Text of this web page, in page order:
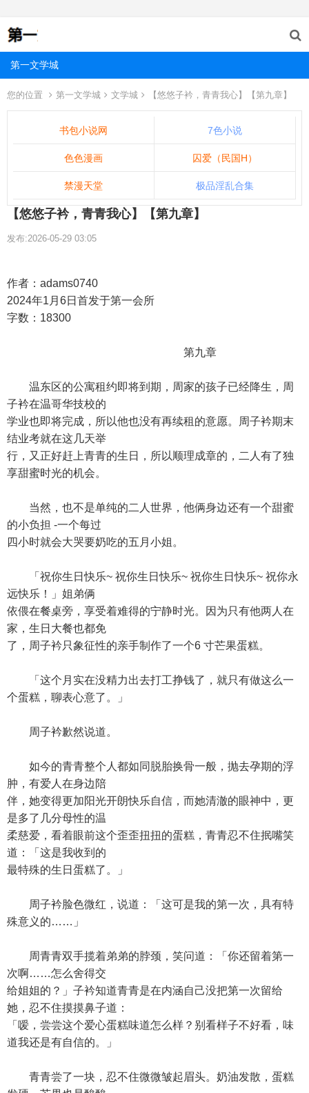
第一文学城
您的位置 第一文学城 文学城 【悠悠子衿，青青我心】【第九章】
书包小说网 7色小说
色色漫画 囚爱（民国H）
禁漫天堂 极品淫乱合集
【悠悠子衿，青青我心】【第九章】
发布:2026-05-29 03:05
作者：adams0740
2024年1月6日首发于第一会所
字数：18300
第九章
温东区的公寓租约即将到期，周家的孩子已经降生，周
子衿在温哥华技校的
学业也即将完成，所以他也没有再续租的意愿。周子衿期末
结业考就在这几天举
行，又正好赶上青青的生日，所以顺理成章的，二人有了独
享甜蜜时光的机会。
当然，也不是单纯的二人世界，他俩身边还有一个甜蜜
的小负担 -一个每过
四小时就会大哭要奶吃的五月小姐。
「祝你生日快乐~ 祝你生日快乐~ 祝你生日快乐~ 祝你永
远快乐！」姐弟俩
依偎在餐桌旁，享受着难得的宁静时光。因为只有他两人在
家，生日大餐也都免
了，周子衿只象征性的亲手制作了一个6 寸芒果蛋糕。
「这个月实在没精力出去打工挣钱了，就只有做这么一
个蛋糕，聊表心意了。」
周子衿歉然说道。
如今的青青整个人都如同脱胎换骨一般，抛去孕期的浮
肿，有爱人在身边陪
伴，她变得更加阳光开朗快乐自信，而她清澈的眼神中，更
是多了几分母性的温
柔慈爱，看着眼前这个歪歪扭扭的蛋糕，青青忍不住抿嘴笑
道：「这是我收到的
最特殊的生日蛋糕了。」
周子衿脸色微红，说道：「这可是我的第一次，具有特
殊意义的……」
周青青双手揽着弟弟的脖颈，笑问道：「你还留着第一
次啊……怎么舍得交
给姐姐的？」子衿知道青青是在内涵自己没把第一次留给
她，忍不住摸摸鼻子道：
「嗳，尝尝这个爱心蛋糕味道怎么样？别看样子不好看，味
道我还是有自信的。」
青青尝了一块，忍不住微微皱起眉头。奶油发散，蛋糕